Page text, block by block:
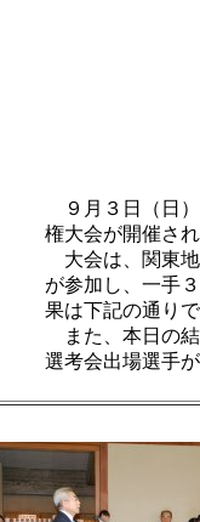
９月３日（日）
権大会が開催され
大会は、関東地
が参加し、一手
果は下記の通りで
また、本日の結
選考会出場選手